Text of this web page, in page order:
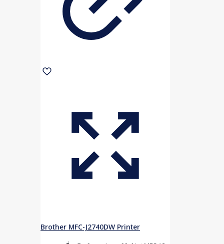
Brother MFC-J2740DW Printer